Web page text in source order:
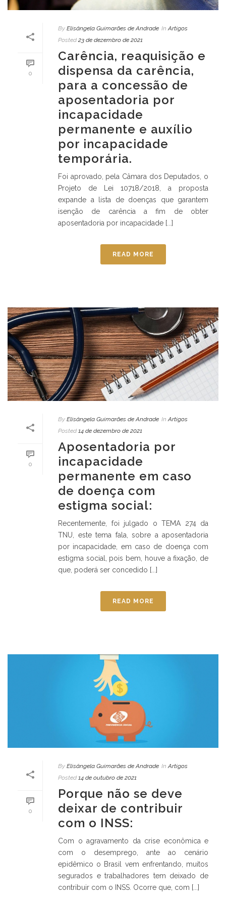
0
By Elisângela Guimarães de Andrade In Artigos
Posted 23 de dezembro de 2021
Carência, reaquisição e
dispensa da carência,
para a concessão de
aposentadoria por
incapacidade
permanente e auxílio
por incapacidade
temporária.
Foi aprovado, pela Câmara dos Deputados, o
Projeto de Lei 10718/2018, a proposta
expande a lista de doenças que garantem
isenção de carência a fim de obter
aposentadoria por incapacidade [...]
READ MORE
0
By Elisângela Guimarães de Andrade In Artigos
Posted 14 de dezembro de 2021
Aposentadoria por
incapacidade
permanente em caso
de doença com
estigma social:
Recentemente, foi julgado o TEMA 274 da
TNU, este tema fala, sobre a aposentadoria
por incapacidade, em caso de doença com
estigma social, pois bem, houve a fixação, de
que, poderá ser concedido [...]
READ MORE
0
By Elisângela Guimarães de Andrade In Artigos
Posted 14 de outubro de 2021
Porque não se deve
deixar de contribuir
com o INSS:
Com o agravamento da crise econômica e
com o desemprego, ante ao cenário
epidêmico o Brasil vem enfrentando, muitos
segurados e trabalhadores tem deixado de
contribuir com o INSS. Ocorre que, com [...]